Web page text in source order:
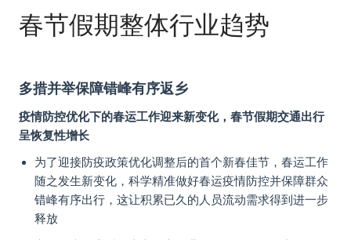
春节假期整体行业趋势
多措并举保障错峰有序返乡
疫情防控优化下的春运工作迎来新变化，春节假期交通出行
呈恢复性增长
为了迎接防疫政策优化调整后的首个新春佳节，春运工作
随之发生新变化，科学精准做好春运疫情防控并保障群众
错峰有序出行，这让积累已久的人员流动需求得到进一步
释放